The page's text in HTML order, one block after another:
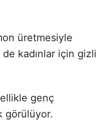
üretmesiyle
kadınlar için gizli
genç
görülüyor.